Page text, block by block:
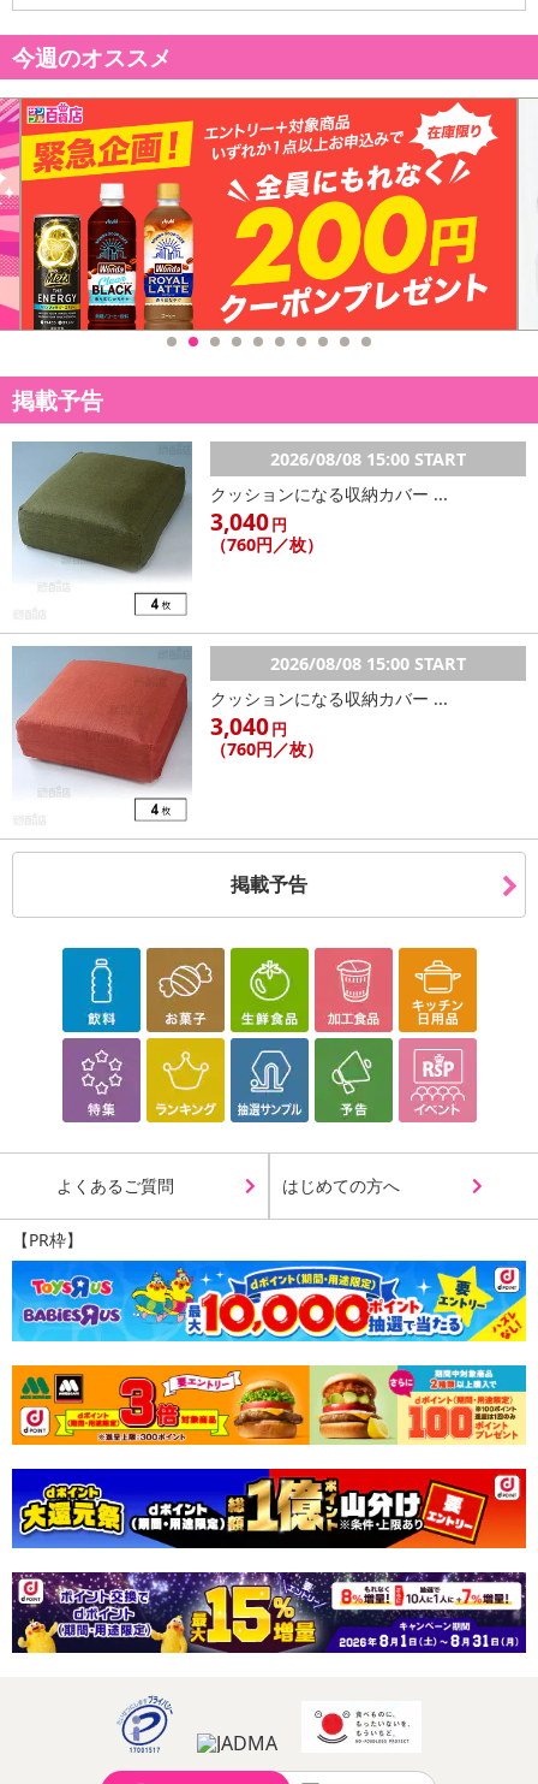
【お支払いについて】
※送料はお試し費用に含まれております。
※d払い、PayPay、au PAY、au PAY（auかんたん決済）、ソフトバ
ンクまとめて支払い、楽天ペイ、メルペイ、AEON Pay、Amazon
Payでお支払いの場合、決済のため外部サイトへ遷移します。
※予約商品は決済手段ごとに定められた決済期限日にお支払いを完
了することがございます。ご了承いただいたうえでお申し込みくだ
さい。
発送日カレンダー
休業日
■その他共通および商品カテゴリー別注意事項（※必ずご確認くだ
こちらの情報は2026年07月09日時点での情報となります。
今週のオススメ
掲載予告
2026/08/08 15:00 START
クッションになる収納カバー ...
3,040円
（760円／枚）
2026/08/08 15:00 START
クッションになる収納カバー ...
3,040円
（760円／枚）
掲載予告
よくあるご質問 はじめての方へ
【PR枠】